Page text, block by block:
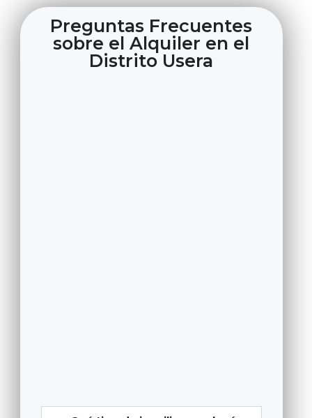
Preguntas Frecuentes
sobre el Alquiler en el
Distrito Usera